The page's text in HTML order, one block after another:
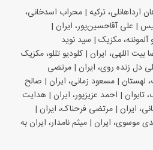
ارداهانلی، ترکیه | محراب اسدخانی،
| علی آقاحسین‌پور، ایران |
آلمونته، مکزیک | سید نوید
بیت اللهی، ایران | کلودیو تللو، مکزیک
دل زنده روی، ایران | مرتضی
لهستان | مسعود زمانی، ایران | صالح
تایوان | احمد عزیزپور، ایران | هدایت
ایران | مرتضی فرحناک، ایران |
موسوی، ایران | میثم نامدار، ایران به